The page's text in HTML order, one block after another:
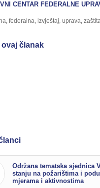
CENTAR FEDERALNE
federalna izvještaj uprava zaštita
ovaj članak
Održana tematska sjednica
stanju na požarištima i
mjerama i aktivnostima